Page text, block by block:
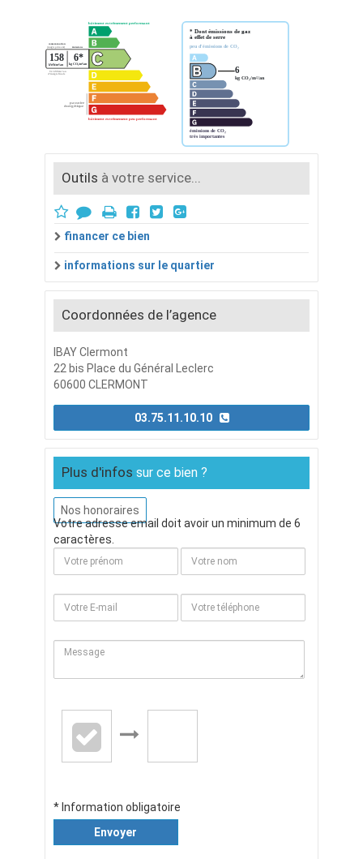
Outils à votre service...
financer ce bien
informations sur le quartier
Coordonnées de l’agence
IBAY Clermont
22 bis Place du Général Leclerc
60600 CLERMONT
Plus d'infos sur ce bien ?
Nos honoraires
Votre adresse email doit avoir un minimum de 6
caractères.
* Information obligatoire
Envoyer